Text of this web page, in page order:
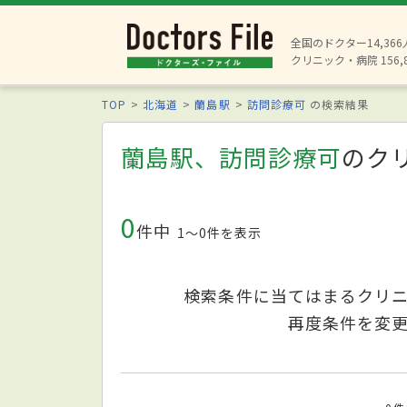
全国のドクター14,366
クリニック・病院
TOP 北海道 蘭島駅 訪問診療可 の検索結果
蘭島駅、訪問診療可のク
0件中 1〜0件を表示
検索条件に当てはまるクリ
再度条件を変